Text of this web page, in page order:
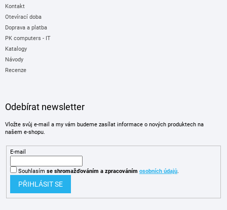
Kontakt
Otevírací doba
Doprava a platba
PK computers - IT
Katalogy
Návody
Recenze
Odebírat newsletter
Vložte svůj e-mail a my vám budeme zasílat informace o nových produktech na
našem e-shopu.
E-mail
Souhlasím se shromažďováním a zpracováním osobních údajů.
PŘIHLÁSIT SE